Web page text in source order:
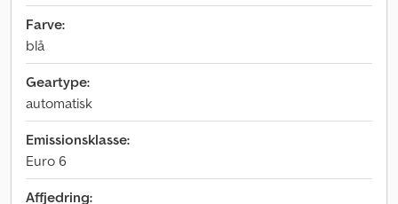
Farve:
blå
Geartype:
automatisk
Emissionsklasse:
Euro 6
Affjedring: